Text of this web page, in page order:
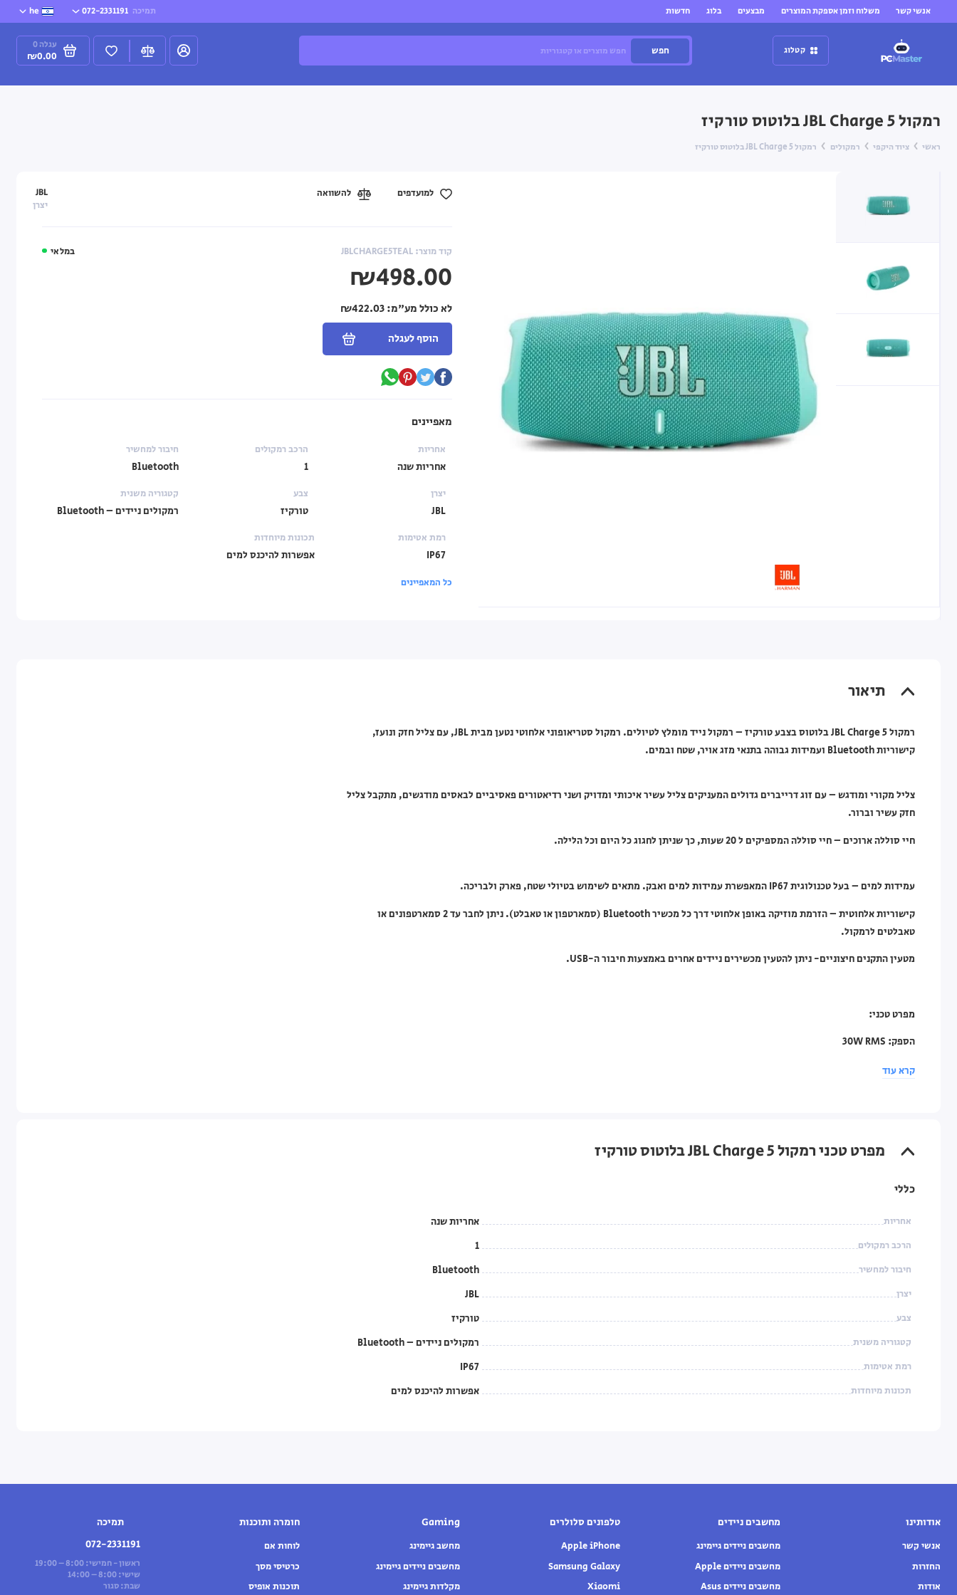
אנשי קשר משלוח וזמן אספקת המוצרים מבצעים בלוג חדשות תמיכה 072-2331191
he
קטלוג חפש עגלה 0
₪0.00
רמקול JBL Charge 5 בלוטוס טורקיז
ראשי ציוד היקפי רמקולים רמקול JBL Charge 5 בלוטוס טורקיז
במלאי קוד מוצר: JBLCHARGE5TEAL
JBL
יצרן
₪498.00
לא כולל מע"מ:
הוסף לעגלה
למועדפים להשוואה
מאפיינים
אחריות
אחריות שנה
הרכב רמקולים
1
חיבור למחשיר
Bluetooth
יצרן
JBL
צבע
טורקיז
קטגוריה משנית
רמקולים ניידים – Bluetooth
רמת אטימות
IP67
תכונות מיוחדות
אפשרות להיכנס למים
כל המאפיינים
תיאור
רמקול JBL Charge 5 בלוטוס בצבע טורקיז – רמקול נייד מומלץ לטיולים. רמקול סטריאופוני אלחוטי נטען מבית JBL, עם צליל חזק ונועז,
קישוריות Bluetooth ועמידות גבוהה בתנאי מזג אויר, שטח ובמים. ​
צליל מקורי ומודגש – עם זוג דרייברים גדולים המעניקים צליל עשיר איכותי ומדויק ושני רדיאטורים פאסיביים לבאסים מודגשים, מתקבל צליל
חזק עשיר וברור. ​
חיי סוללה ארוכים – חיי סוללה המספיקים ל 20 שעות, כך שניתן לחגוג כל היום וכל הלילה.
עמידות למים – בעל טכנולוגית IP67 המאפשרת עמידות למים ואבק. מתאים לשימוש בטיולי שטח, פארק ולבריכה.​
קישוריות אלחוטית – הזרמת מוזיקה באופן אלחוטי דרך כל מכשיר Bluetooth (סמארטפון או טאבלט). ניתן לחבר עד 2 סמארטפונים או
טאבלטים לרמקול.​
מטעין התקנים חיצוניים- ניתן להטעין מכשירים ניידים אחרים באמצעות חיבור ה-USB.​
מפרט טכני​:
הספק: 30W RMS​
קישוריות: BlueTooth 5.1​
חיי סוללה: עד כ-20 שעות נגינה​
קרא עוד
מפרט טכני רמקול JBL Charge 5 בלוטוס טורקיז
כללי
אחריות אחריות שנה
הרכב רמקולים 1
חיבור למחשיר Bluetooth
יצרן JBL
צבע טורקיז
קטגוריה משנית רמקולים ניידים – Bluetooth
רמת אטימות IP67
תכונות מיוחדות אפשרות להיכנס למים
אודותינו
אנשי קשר
החזרות
אודות
מחשבים ניידים
מחשבים ניידים גיימינג
מחשבים ניידים Apple
מחשבים ניידים Asus
טלפונים סלולרים
Apple iPhone
Samsung Galaxy
Xiaomi
Gaming
מחשב גיימינג
מחשבים ניידים גיימינג
מקלדות גיימינג
חומרה ותוכנות
לוחות אם
כרטיסי מסך
תוכנות אופיס
תמיכה
072-2331191
ראשון - חמישי: 8:00 – 19:00
שישי: 8:00 – 14:00
שבת: סגור